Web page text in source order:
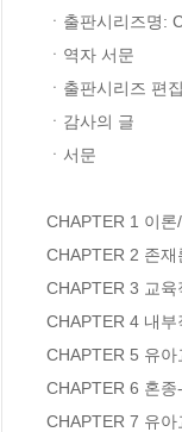
ㆍ출판시리즈명:
ㆍ역자 서문
ㆍ출판시리즈 편
ㆍ감사의 글
ㆍ서문
CHAPTER 1 이
CHAPTER 2 존
CHAPTER 3 교
CHAPTER 4 내
CHAPTER 5 유
CHAPTER 6 혼
CHAPTER 7 유